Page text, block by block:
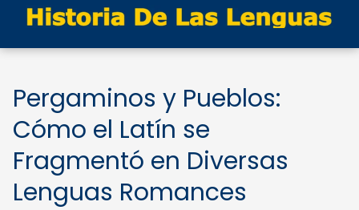
Pergaminos y Pueblos:
Cómo el Latín se
Fragmentó en Diversas
Lenguas Romances